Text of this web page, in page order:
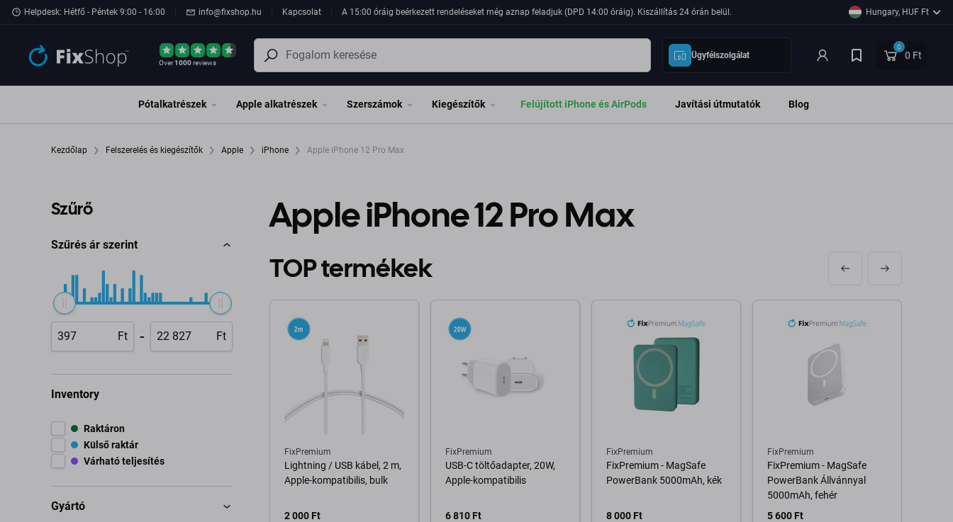
Ugrás az oldal fő részéhez
Helpdesk: Hétfő - Péntek 9:00 - 16:00 info@fixshop.hu Kapcsolat A 15:00 óráig beérkezett rendeléseket még aznap feladjuk (DPD 14:00 óráig). Kiszállítás 24 órán belül. Hungary, HUF Ft
Over1000reviews
Ügyfélszolgálat
0
0 Ft
Pótalkatrészek Apple alkatrészek Szerszámok Kiegészítők Felújított iPhone és AirPods Javítási útmutatók Blog
Kezdőlap Felszerelés és kiegészítők Apple iPhone Apple iPhone 12 Pro Max
Szűrő
Szűrés ár szerint
Ft - Ft
Inventory
Raktáron
Külső raktár
Várható teljesítés
Gyártó
Apple iPhone 12 Pro Max
TOP termékek
FixPremium
Lightning / USB kábel, 2 m,
Apple-kompatibilis, bulk
2 000 Ft
FixPremium
USB-C töltőadapter, 20W,
Apple-kompatibilis
6 810 Ft
FixPremium
FixPremium - MagSafe
PowerBank 5000mAh, kék
8 000 Ft
FixPremium
FixPremium - MagSafe
PowerBank Állvánnyal
5000mAh, fehér
5 600 Ft